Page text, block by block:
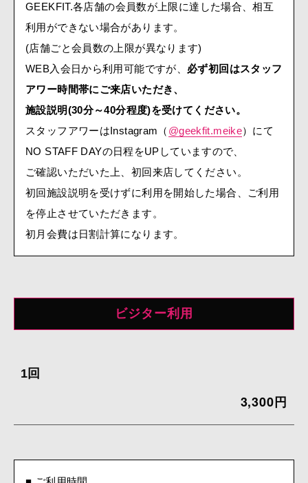
GEEKFIT.各店舗の会員数が上限に達した場合、相互
利用ができない場合があります。
(店舗ごと会員数の上限が異なります)
WEB入会日から利用可能ですが、 必ず初回はスタッフ
アワー時間帯にご来店いただき、
施設説明(30分～40分程度)を受けてください。
スタッフアワーはInstagram（ @geekfit.meike）にて
NO STAFF DAYの日程をUPしていますので、
ご確認いただいた上、初回来店してください。
初回施設説明を受けずに利用を開始した場合、ご利用
を停止させていただきます。
初月会費は日割計算になります。
ビジター利用
1回
3,300円